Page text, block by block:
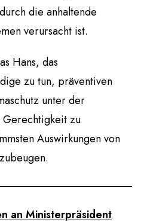
die anhaltende
verursacht ist.
Hans, das
zu tun, präventiven
unter der
zu
Auswirkungen von
an Ministerpräsident